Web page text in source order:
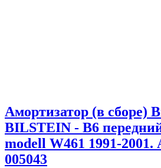
Амортизатор (в сборе)
BILSTEIN - B6
modell W461 1991-2001.
005043